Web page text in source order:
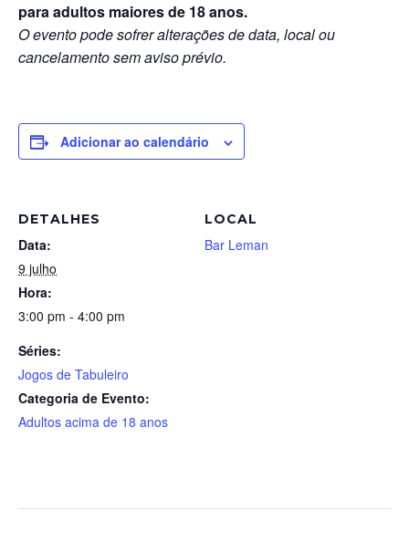
para adultos maiores de 18 anos.
O evento pode sofrer alterações de data, local ou
cancelamento sem aviso prévio.
Adicionar ao calendário
DETALHES
Data:
9 julho
Hora:
3:00 pm - 4:00 pm
Séries:
Jogos de Tabuleiro
Categoria de Evento:
Adultos acima de 18 anos
LOCAL
Bar Leman